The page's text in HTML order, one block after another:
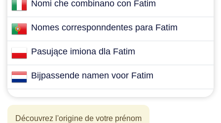
Nomi che combinano con Fatim
Nomes corresponndentes para Fatim
Pasujące imiona dla Fatim
Bijpassende namen voor Fatim
Découvrez l'origine de votre prénom